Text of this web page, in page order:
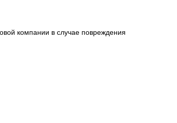
компании в случае повреждения